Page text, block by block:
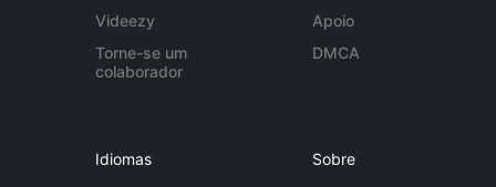
Videezy
Torne-se um
colaborador
Apoio
DMCA
Idiomas Sobre